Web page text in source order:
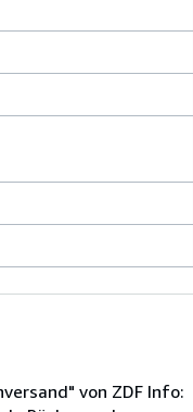
von ZDF Info: